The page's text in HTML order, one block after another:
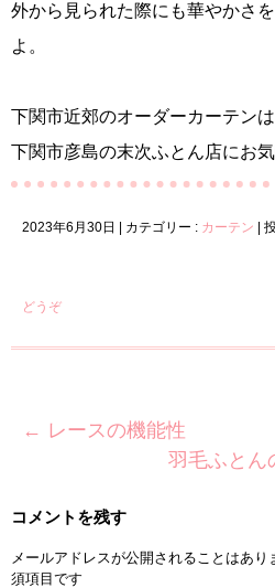
外から見られた際にも華やかさ
よ。
下関市近郊のオーダーカーテンは
下関市彦島の末次ふとん店にお
2023年6月30日 カテゴリー : カーテン
どうぞ
← レースの機能性
羽毛ふとん
コメントを残す
メールアドレスが公開されることはあり
須項目です